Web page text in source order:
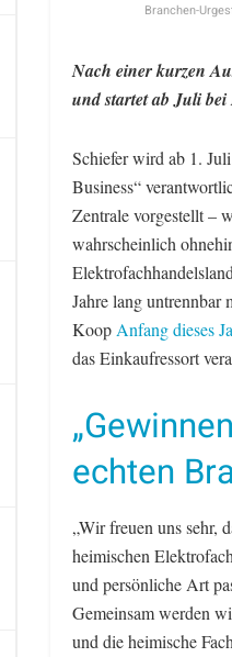
Branchen-
Nach einer kurzen
und startet ab Juli
Schiefer wird ab 1.
Business“
Zentrale vorgestellt –
wahrscheinlich
Jahre lang untrennbar
KoopAnfang dieses
das Einkaufressort
echten
„Wir freuen uns sehr,
heimischen
und persönliche Art
Gemeinsam werden
und die heimische